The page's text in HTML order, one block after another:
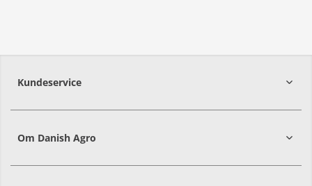
Kundeservice
Om Danish Agro